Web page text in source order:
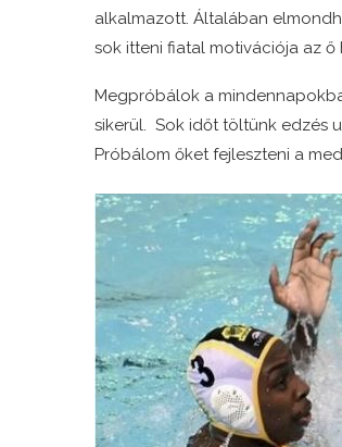
alkalmazott. Általában
sok itteni fiatal motivációja az ő
Megpróbálok a
sikerül. Sok időt töltünk edzés
Próbálom őket fejleszteni a